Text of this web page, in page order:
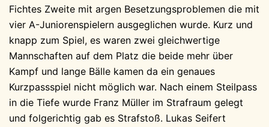
Fichtes Zweite mit argen Besetzungsproblemen die mit
vier A-Juniorenspielern ausgeglichen wurde. Kurz und
knapp zum Spiel, es waren zwei gleichwertige
Mannschaften auf dem Platz die beide mehr über
Kampf und lange Bälle kamen da ein genaues
Kurzpassspiel nicht möglich war. Nach einem Steilpass
in die Tiefe wurde Franz Müller im Strafraum gelegt
und folgerichtig gab es Strafstoß. Lukas Seifert